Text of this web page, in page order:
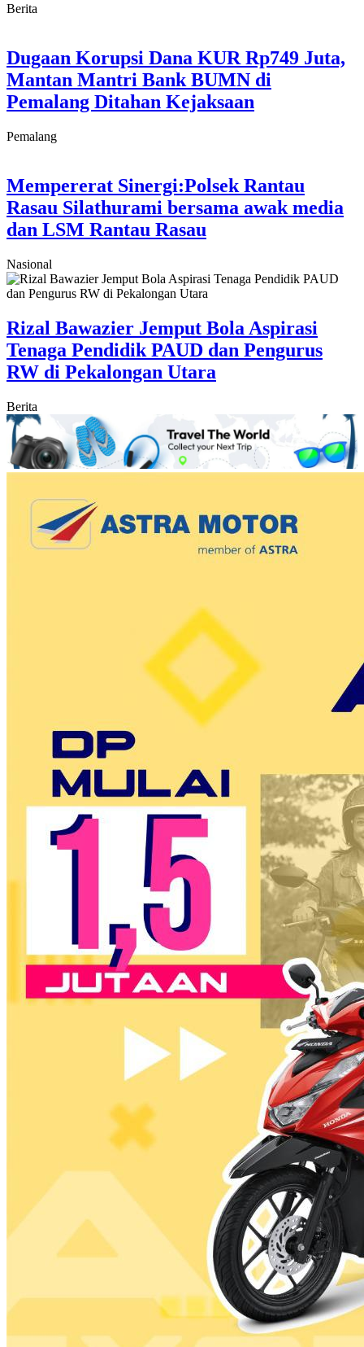
Berita
Dugaan Korupsi Dana KUR Rp749 Juta,
Mantan Mantri Bank BUMN di
Pemalang Ditahan Kejaksaan
Pemalang
Mempererat Sinergi:Polsek Rantau
Rasau Silathurami bersama awak media
dan LSM Rantau Rasau
Nasional
Rizal Bawazier Jemput Bola Aspirasi
Tenaga Pendidik PAUD dan Pengurus
RW di Pekalongan Utara
Berita